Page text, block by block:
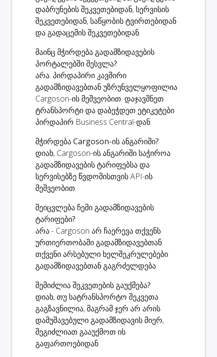
დაბრუნების შეკვეთებიდან, სერვისის
შეკვეთებიდან, საწყობის ტვირთებიდან
და გადაცემის შეკვეთებიდან.
მაინც მჭირდება გადამზიდავების
პორტალებში შესვლა?
არა. პირდაპირი კავშირი
გადამზიდავებთან უზრუნველყოფილია
Cargoson-ის მეშვეობით. დაჯავშნეთ
ტრანსპორტი და დაბეჭდეთ ეტიკეტები
პირდაპირ Business Central-დან.
მჭირდება Cargoson-ის ანგარიში?
დიახ, Cargoson-ის ანგარიში საჭიროა
გადამზიდავების ტარიფებსა და
სერვისებზე წვდომისთვის API-ის
მეშვეობით.
შეიცვლება ჩემი გადამზიდავების
ტარიფები?
არა - Cargoson არ ჩაერევა თქვენს
ურთიერთობაში გადამზიდავებთან.
თქვენი არსებული ხელშეკრულებები
გადამზიდავებთან გაგრძელდება.
შემიძლია შეკვეთების გაუქმება?
დიახ, თუ სატრანსპორტო შეკვეთა
გაგზავნილია, მაგრამ ჯერ არ არის
დამუშავებული გადამზიდავის მიერ,
შეგიძლიათ გააუქმოთ ის
გაფართოებიდან.